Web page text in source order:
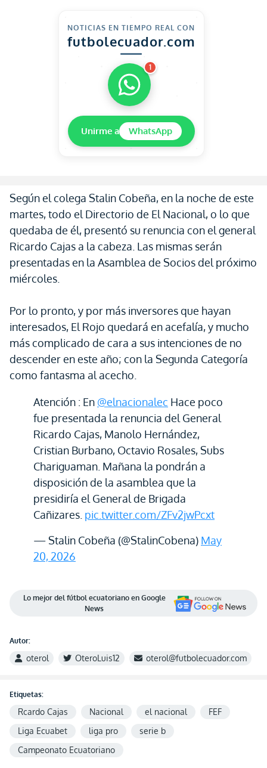
NOTICIAS EN TIEMPO REAL CON
futbolecuador.com
1
Unirme a WhatsApp
Según el colega Stalin Cobeña, en la noche de este
martes, todo el Directorio de El Nacional, o lo que
quedaba de él, presentó su renuncia con el general
Ricardo Cajas a la cabeza. Las mismas serán
presentadas en la Asamblea de Socios del próximo
miércoles.
Por lo pronto, y por más inversores que hayan
interesados, El Rojo quedará en acefalía, y mucho
más complicado de cara a sus intenciones de no
descender en este año; con la Segunda Categoría
como fantasma al acecho.
Atención : En @elnacionalec Hace poco
fue presentada la renuncia del General
Ricardo Cajas, Manolo Hernández,
Cristian Burbano, Octavio Rosales, Subs
Chariguaman. Mañana la pondrán a
disposición de la asamblea que la
presidiría el General de Brigada
Cañizares. pic.twitter.com/ZFv2jwPcxt
— Stalin Cobeña (@StalinCobena) May
20, 2026
Lo mejor del fútbol ecuatoriano en Google
News
Autor:
oterol OteroLuis12 oterol@futbolecuador.com
Etiquetas:
Rcardo Cajas Nacional el nacional
FEF
Liga Ecuabet
liga pro
serie b
Campeonato Ecuatoriano